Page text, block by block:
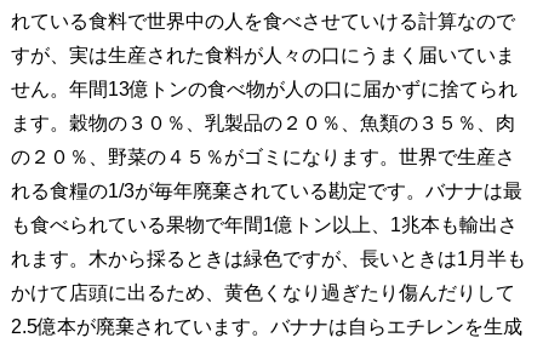
れている食料で世界中の人を食べさせていける計算なので
すが、実は生産された食料が人々の口にうまく届いていま
せん。年間13億トンの食べ物が人の口に届かずに捨てられ
ます。穀物の３０％、乳製品の２０％、魚類の３５％、肉
の２０％、野菜の４５％がゴミになります。世界で生産さ
れる食糧の1/3が毎年廃棄されている勘定です。バナナは最
も食べられている果物で年間1億トン以上、1兆本も輸出さ
れます。木から採るときは緑色ですが、長いときは1月半も
かけて店頭に出るため、黄色くなり過ぎたり傷んだりして
2.5億本が廃棄されています。バナナは自らエチレンを生成